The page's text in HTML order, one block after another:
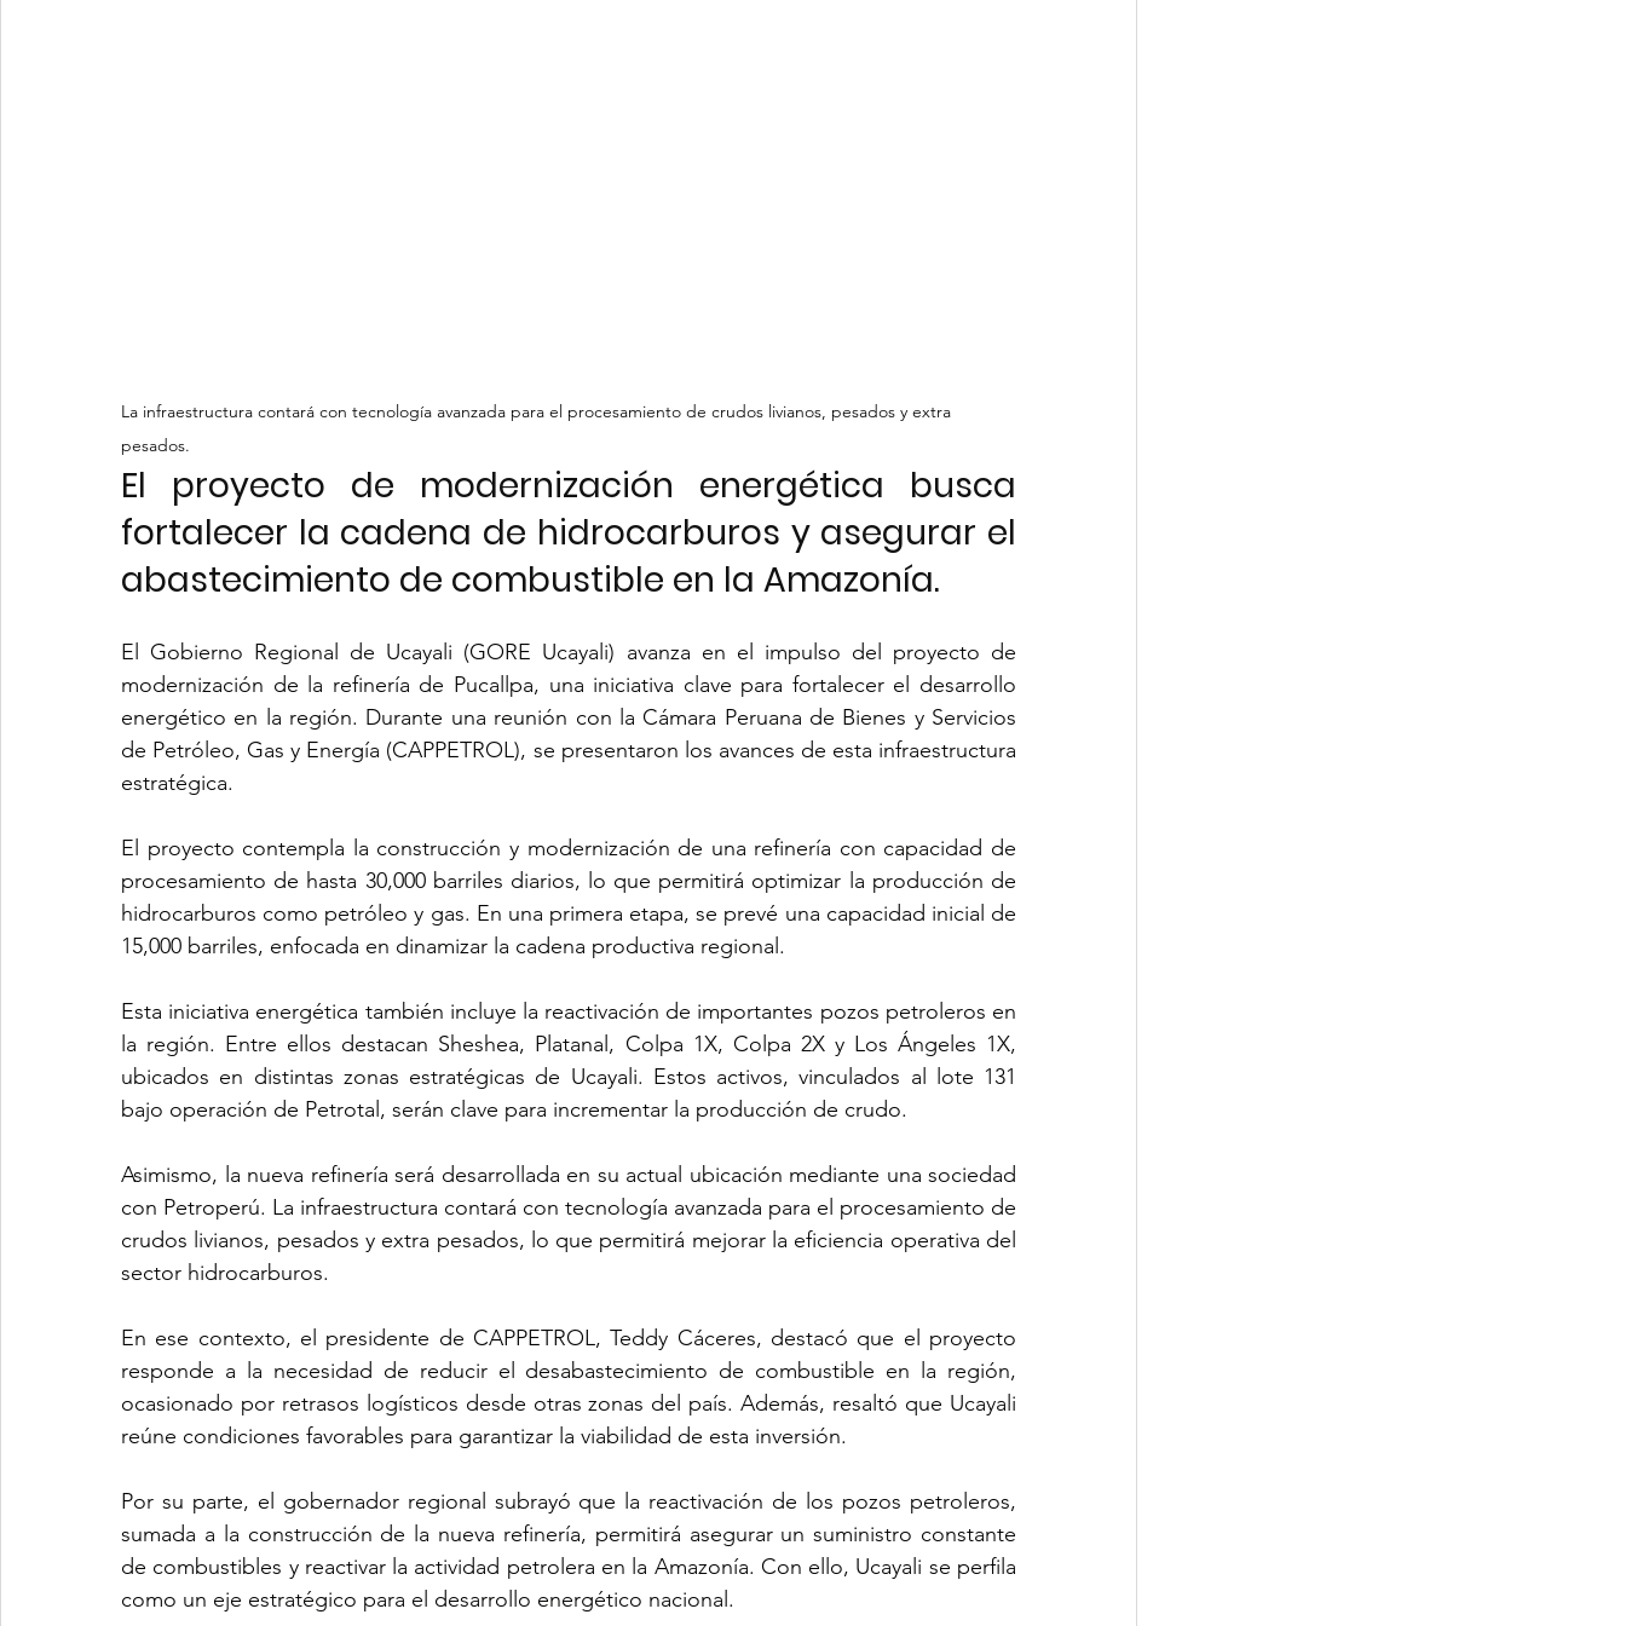
La infraestructura contará con tecnología avanzada para el procesamiento de crudos livianos, pesados y extra
pesados.
El proyecto de modernización energética busca
fortalecer la cadena de hidrocarburos y asegurar el
abastecimiento de combustible en la Amazonía.
El Gobierno Regional de Ucayali (GORE Ucayali) avanza en el impulso del proyecto de
modernización de la refinería de Pucallpa, una iniciativa clave para fortalecer el desarrollo
energético en la región. Durante una reunión con la Cámara Peruana de Bienes y Servicios
de Petróleo, Gas y Energía (CAPPETROL), se presentaron los avances de esta infraestructura
estratégica.
El proyecto contempla la construcción y modernización de una refinería con capacidad de
procesamiento de hasta 30,000 barriles diarios, lo que permitirá optimizar la producción de
hidrocarburos como petróleo y gas. En una primera etapa, se prevé una capacidad inicial de
15,000 barriles, enfocada en dinamizar la cadena productiva regional.
Esta iniciativa energética también incluye la reactivación de importantes pozos petroleros en
la región. Entre ellos destacan Sheshea, Platanal, Colpa 1X, Colpa 2X y Los Ángeles 1X,
ubicados en distintas zonas estratégicas de Ucayali. Estos activos, vinculados al lote 131
bajo operación de Petrotal, serán clave para incrementar la producción de crudo.
Asimismo, la nueva refinería será desarrollada en su actual ubicación mediante una sociedad
con Petroperú. La infraestructura contará con tecnología avanzada para el procesamiento de
crudos livianos, pesados y extra pesados, lo que permitirá mejorar la eficiencia operativa del
sector hidrocarburos.
En ese contexto, el presidente de CAPPETROL, Teddy Cáceres, destacó que el proyecto
responde a la necesidad de reducir el desabastecimiento de combustible en la región,
ocasionado por retrasos logísticos desde otras zonas del país. Además, resaltó que Ucayali
reúne condiciones favorables para garantizar la viabilidad de esta inversión.
Por su parte, el gobernador regional subrayó que la reactivación de los pozos petroleros,
sumada a la construcción de la nueva refinería, permitirá asegurar un suministro constante
de combustibles y reactivar la actividad petrolera en la Amazonía. Con ello, Ucayali se perfila
como un eje estratégico para el desarrollo energético nacional.